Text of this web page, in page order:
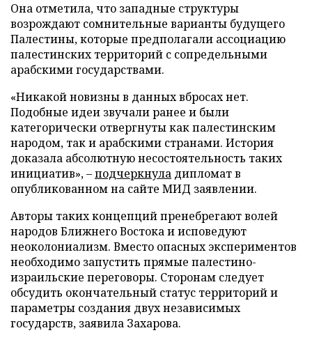
Она отметила, что западные структуры
возрождают сомнительные варианты будущего
Палестины, которые предполагали ассоциацию
палестинских территорий c сопредельными
арабскими государствами.
«Никакой новизны в данных вбросах нет.
Подобные идеи звучали ранее и были
категорически отвергнуты как палестинским
народом, так и арабскими странами. История
доказала абсолютную несостоятельность таких
инициатив», –подчеркнула дипломат в
опубликованном на сайте МИД заявлении.
Авторы таких концепций пренебрегают волей
народов Ближнего Востока и исповедуют
неоколониализм. Вместо опасных экспериментов
необходимо запустить прямые палестино-
израильские переговоры. Сторонам следует
обсудить окончательный статус территорий и
параметры создания двух независимых
государств, заявила Захарова.